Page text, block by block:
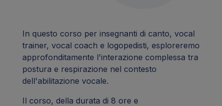
In questo corso per insegnanti di canto, vocal
trainer, vocal coach e logopedisti, esploreremo
approfonditamente l'interazione complessa tra
postura e respirazione nel contesto
dell'abilitazione vocale.
Il corso, della durata di 8 ore e